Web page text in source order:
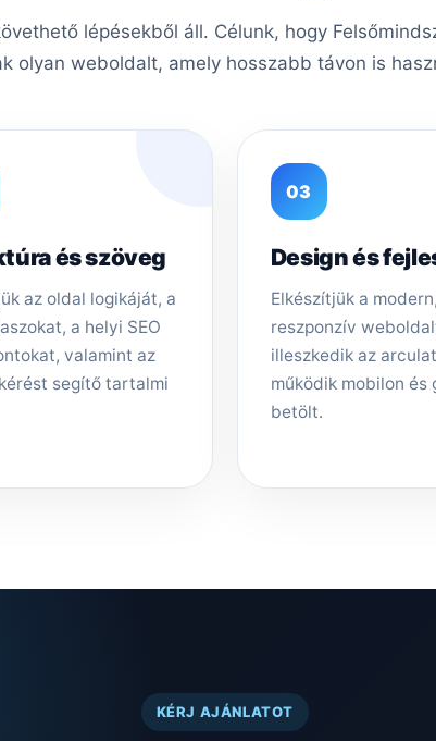
lépésekből áll. Célunk, hogy
olyan weboldalt, amely hosszabb távon is
és szöveg
az oldal logikáját, a
a helyi SEO
valamint az
segítő tartalmi
03
Design és
Elkészítjük a modern,
reszponzív
illeszkedik az
működik mobilon és
betölt.
KÉRJ AJÁNLATOT